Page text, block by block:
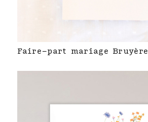
Faire-part mariage Bruyère